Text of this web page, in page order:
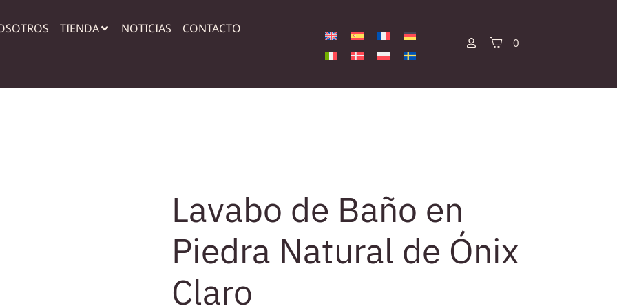
TIENDA NOTICIAS CONTACTO
0
Lavabo de Baño en
Piedra Natural de Ónix
Claro